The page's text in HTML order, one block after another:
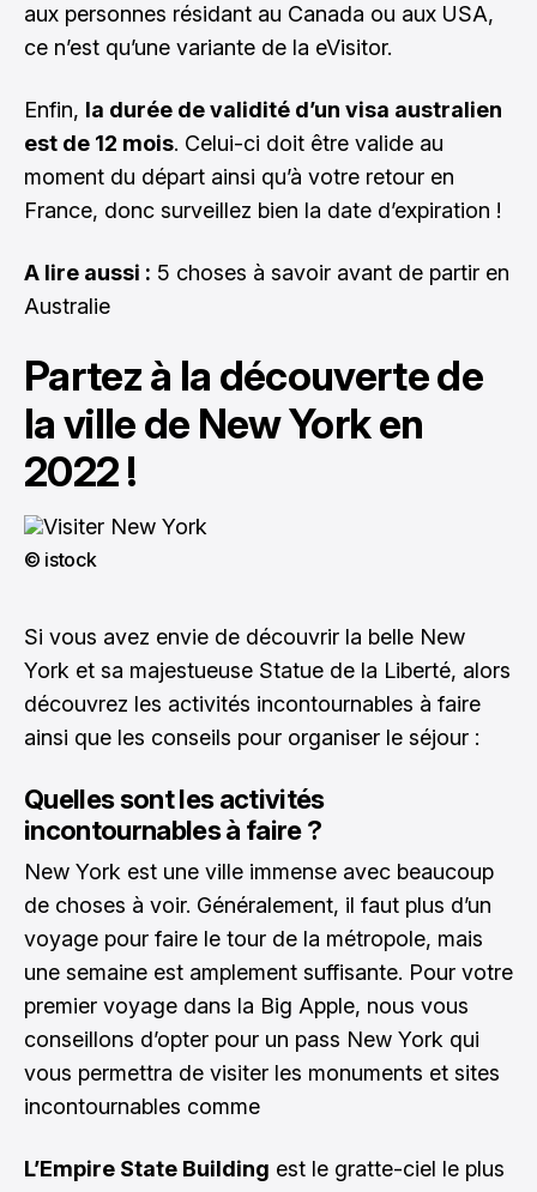
aux personnes résidant au Canada ou aux USA,
ce n’est qu’une variante de la eVisitor.
Enfin, la durée de validité d’un visa australien
est de 12 mois. Celui-ci doit être valide au
moment du départ ainsi qu’à votre retour en
France, donc surveillez bien la date d’expiration !
A lire aussi : 5 choses à savoir avant de partir en
Australie
Partez à la découverte de
la ville de New York en
2022 !
© istock
Si vous avez envie de découvrir la belle New
York et sa majestueuse Statue de la Liberté, alors
découvrez les activités incontournables à faire
ainsi que les conseils pour organiser le séjour :
Quelles sont les activités
incontournables à faire ?
New York est une ville immense avec beaucoup
de choses à voir. Généralement, il faut plus d’un
voyage pour faire le tour de la métropole, mais
une semaine est amplement suffisante. Pour votre
premier voyage dans la Big Apple, nous vous
conseillons d’opter pour un pass New York qui
vous permettra de visiter les monuments et sites
incontournables comme
L’Empire State Building est le gratte-ciel le plus